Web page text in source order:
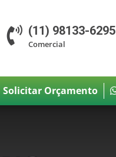
 (11) 98133-6295
Comercial
Solicitar Orçamento